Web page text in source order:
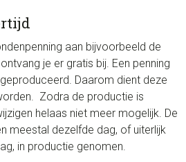
aan bijvoorbeeld de
je er gratis bij. Een penning
Daarom dient deze
Zodra de productie is
helaas niet meer mogelijk. De
meestal dezelfde dag, of uiterlijk
in productie genomen.